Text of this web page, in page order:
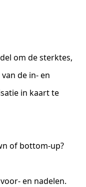
om de sterktes,
de in- en
in kaart te
of bottom-up?
en nadelen.